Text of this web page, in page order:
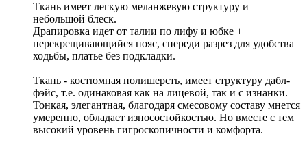
Ткань имеет легкую меланжевую структуру и
небольшой блеск.
Драпировка идет от талии по лифу и юбке +
перекрещивающийся пояс, спереди разрез для удобства
ходьбы, платье без подкладки.
Ткань - костюмная полишерсть, имеет структуру дабл-
фэйс, т.е. одинаковая как на лицевой, так и с изнанки.
Тонкая, элегантная, благодаря смесовому составу мнется
умеренно, обладает износостойкостью. Но вместе с тем
высокий уровень гигроскопичности и комфорта.